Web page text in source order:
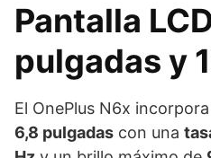
Pantalla
pulgadas y
El OnePlus N6x
6,8 pulgadas con una